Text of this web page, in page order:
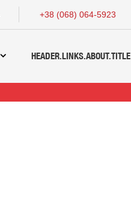
+38 (068) 064-5923
HEADER.LINKS.ABOUT.TITLE